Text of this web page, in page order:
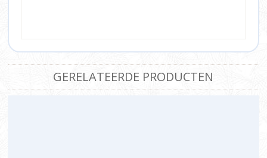
GERELATEERDE PRODUCTEN